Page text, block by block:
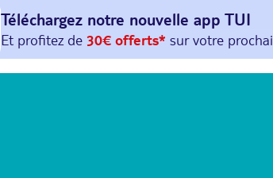
Téléchargez notre nouvelle app TUI
Et profitez de 30€ offerts*sur votreprochain
avec le code : HAPPYAPP